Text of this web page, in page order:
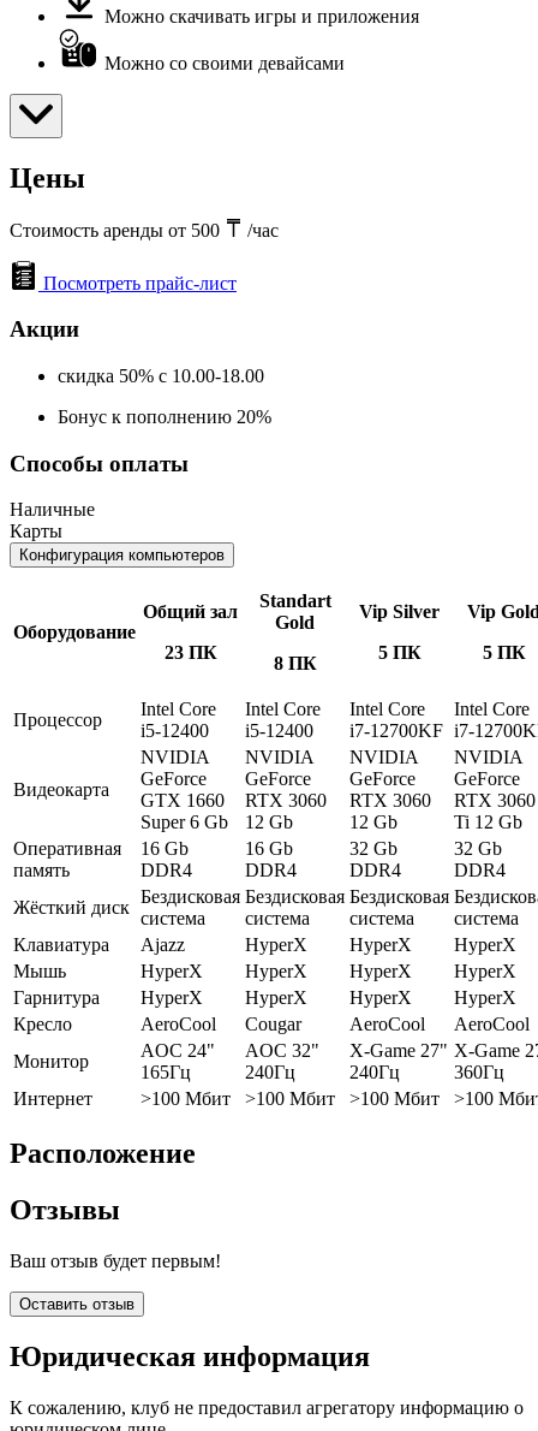
Можно скачивать игры и приложения
Можно со своими девайсами
Цены
Стоимость аренды от 500 /час
Посмотреть прайс-лист
Акции
скидка 50% с 10.00-18.00
Бонус к пополнению 20%
Способы оплаты
Наличные
Карты
Конфигурация компьютеров
Оборудование
Общий зал
23 ПК
Standart
Gold
8 ПК
Vip Silver
5 ПК
Vip
5 ПК
Процессор
Intel Core
i5-12400
Intel Core
i5-12400
Intel Core
i7-12700KF
Intel Core
i7-
Видеокарта
NVIDIA
GeForce
GTX 1660
Super 6 Gb
NVIDIA
GeForce
RTX 3060
12 Gb
NVIDIA
GeForce
RTX 3060
12 Gb
NVIDIA
GeForce
RTX 3060
Ti 12 Gb
Оперативная
память
16 Gb
DDR4
16 Gb
DDR4
32 Gb
DDR4
32 Gb
DDR4
Жёсткий диск
Бездисковая
система
Бездисковая
система
Бездисковая
система
система
Клавиатура
Ajazz HyperX HyperX
HyperX
Мышь
HyperX HyperX HyperX
HyperX
Гарнитура
HyperX HyperX HyperX
HyperX
Кресло
AeroCool Cougar AeroCool
AeroCool
Монитор
AOC 24"
165Гц
AOC 32"
240Гц
X-Game 27"
240Гц
X-Game
360Гц
Интернет
>100 Мбит >100 Мбит >100 Мбит >100
Расположение
Отзывы
Ваш отзыв будет первым!
Оставить отзыв
Юридическая информация
К сожалению, клуб не предоставил агрегатору информацию о